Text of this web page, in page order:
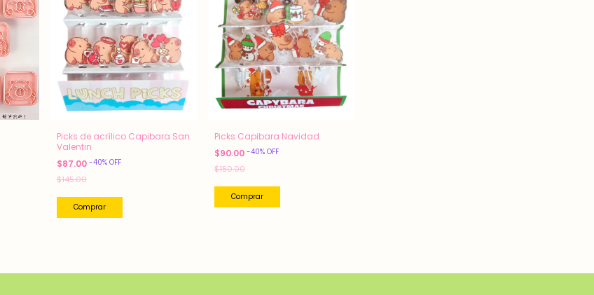
Picks de acrílico Capibara San
Valentin
$87.00 -40% OFF
$145.00
Picks Capibara Navidad
$90.00 -40% OFF
$150.00